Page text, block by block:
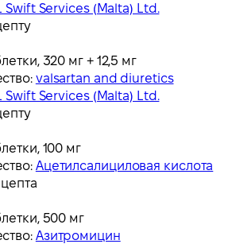
Swift Services (Malta) Ltd.
320 мг + 12,5 мг
valsartan and diuretics
Swift Services (Malta) Ltd.
100 мг
Ацетилсалициловая кислота
500 мг
Азитромицин